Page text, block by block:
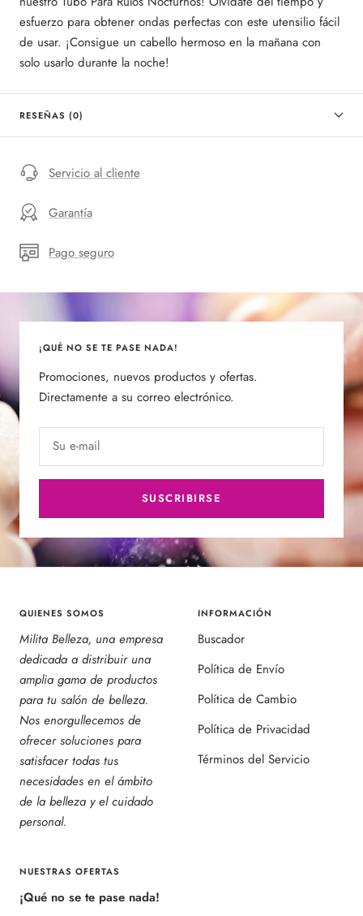
esfuerzo para obtener ondas perfectas con este utensilio fácil
de usar. ¡Consigue un cabello hermoso en la mañana con
solo usarlo durante la noche!
RESEÑAS (0)
Servicio al cliente
Garantía
Pago seguro
¡QUÉ NO SE TE PASE NADA!
Promociones, nuevos productos y ofertas.
Directamente a su correo electrónico.
Su e-mail
SUSCRIBIRSE
QUIENES SOMOS
Milita Belleza, una empresa
dedicada a distribuir una
amplia gama de productos
para tu salón de belleza.
Nos enorgullecemos de
ofrecer soluciones para
satisfacer todas tus
necesidades en el ámbito
de la belleza y el cuidado
personal.
INFORMACIÓN
Buscador
Política de Envío
Política de Cambio
Política de Privacidad
Términos del Servicio
NUESTRAS OFERTAS
¡Qué no se te pase nada!